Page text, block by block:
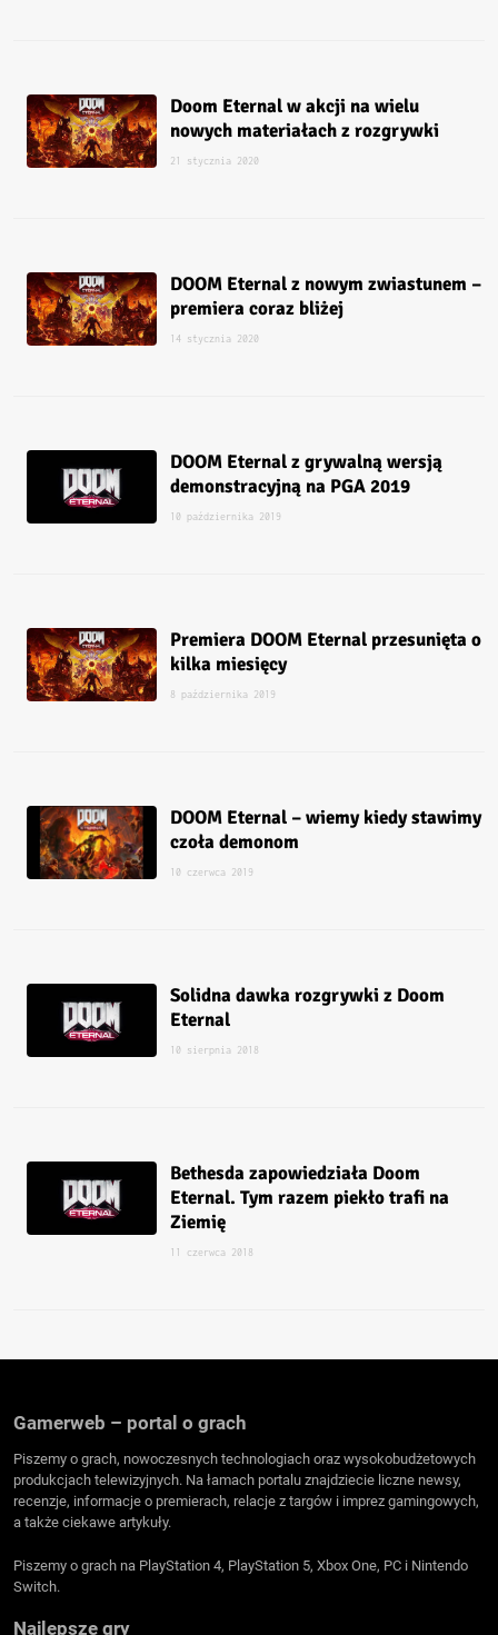
Doom Eternal w akcji na wielu
nowych materiałach z rozgrywki
21 stycznia 2020
DOOM Eternal z nowym zwiastunem –
premiera coraz bliżej
14 stycznia 2020
DOOM Eternal z grywalną wersją
demonstracyjną na PGA 2019
10 października 2019
Premiera DOOM Eternal przesunięta o
kilka miesięcy
8 października 2019
DOOM Eternal – wiemy kiedy stawimy
czoła demonom
10 czerwca 2019
Solidna dawka rozgrywki z Doom
Eternal
10 sierpnia 2018
Bethesda zapowiedziała Doom
Eternal. Tym razem piekło trafi na
Ziemię
11 czerwca 2018
Gamerweb – portal o grach
Piszemy o grach, nowoczesnych technologiach oraz wysokobudżetowych
produkcjach telewizyjnych. Na łamach portalu znajdziecie liczne newsy,
recenzje, informacje o premierach, relacje z targów i imprez gamingowych,
a także ciekawe artykuły.
Piszemy o grach na PlayStation 4, PlayStation 5, Xbox One, PC i Nintendo
Switch.
Najlepsze gry